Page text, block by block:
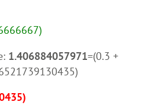
1.406884057971=(0.3 +